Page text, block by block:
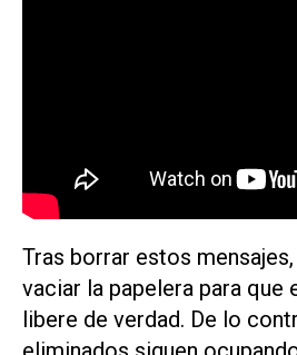
Tras borrar estos
vaciar la papelera para que
libere de verdad. De lo